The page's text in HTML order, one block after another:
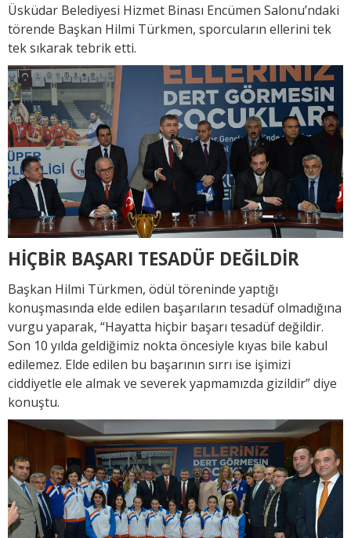
Üsküdar Belediyesi Hizmet Binası Encümen Salonu’ndaki
törende Başkan Hilmi Türkmen, sporcuların ellerini tek
tek sıkarak tebrik etti.
HİÇBİR BAŞARI TESADÜF DEĞİLDİR
Başkan Hilmi Türkmen, ödül töreninde yaptığı
konuşmasında elde edilen başarıların tesadüf olmadığına
vurgu yaparak, “Hayatta hiçbir başarı tesadüf değildir.
Son 10 yılda geldiğimiz nokta öncesiyle kıyas bile kabul
edilemez. Elde edilen bu başarının sırrı ise işimizi
ciddiyetle ele almak ve severek yapmamızda gizildir” diye
konuştu.